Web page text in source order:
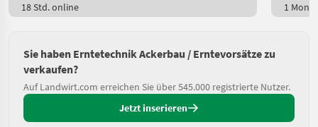
18 Std. online 1
Sie haben Erntetechnik Ackerbau / Erntevorsätze zu
verkaufen?
Auf Landwirt.com erreichen Sie über 545.000 registrierte Nutzer.
Jetzt inserieren